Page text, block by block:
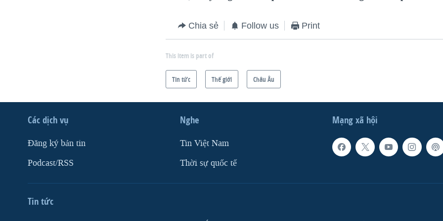
Chia sẻ Follow us Print
This item is part of
Tin tức Thế giới Châu Âu
Mạng xã hội
Các dịch vụ
Ðăng ký bản tin
Podcast/RSS
Nghe
Tin Việt Nam
Thời sự quốc tế
Tin tức